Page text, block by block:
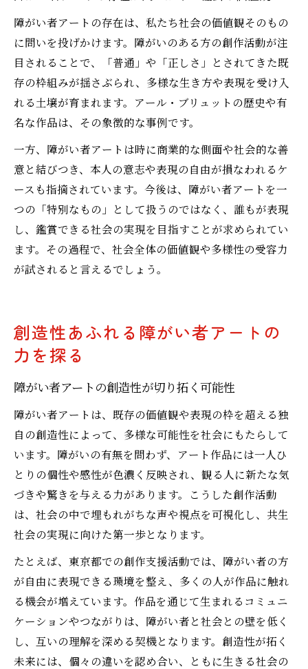
障がい者アートの存在は、私たち社会の価値観そのもの
に問いを投げかけます。障がいのある方の創作活動が注
目されることで、「普通」や「正しさ」とされてきた既
存の枠組みが揺さぶられ、多様な生き方や表現を受け入
れる土壌が育まれます。アール・ブリュットの歴史や有
名な作品は、その象徴的な事例です。
一方、障がい者アートは時に商業的な側面や社会的な善
意と結びつき、本人の意志や表現の自由が損なわれるケ
ースも指摘されています。今後は、障がい者アートを一
つの「特別なもの」として扱うのではなく、誰もが表現
し、鑑賞できる社会の実現を目指すことが求められてい
ます。その過程で、社会全体の価値観や多様性の受容力
が試されると言えるでしょう。
創造性あふれる障がい者アートの
力を探る
障がい者アートの創造性が切り拓く可能性
障がい者アートは、既存の価値観や表現の枠を超える独
自の創造性によって、多様な可能性を社会にもたらして
います。障がいの有無を問わず、アート作品には一人ひ
とりの個性や感性が色濃く反映され、観る人に新たな気
づきや驚きを与える力があります。こうした創作活動
は、社会の中で埋もれがちな声や視点を可視化し、共生
社会の実現に向けた第一歩となります。
たとえば、東京都での創作支援活動では、障がい者の方
が自由に表現できる環境を整え、多くの人が作品に触れ
る機会が増えています。作品を通じて生まれるコミュニ
ケーションやつながりは、障がい者と社会との壁を低く
し、互いの理解を深める契機となります。創造性が拓く
未来には、個々の違いを認め合い、ともに生きる社会の